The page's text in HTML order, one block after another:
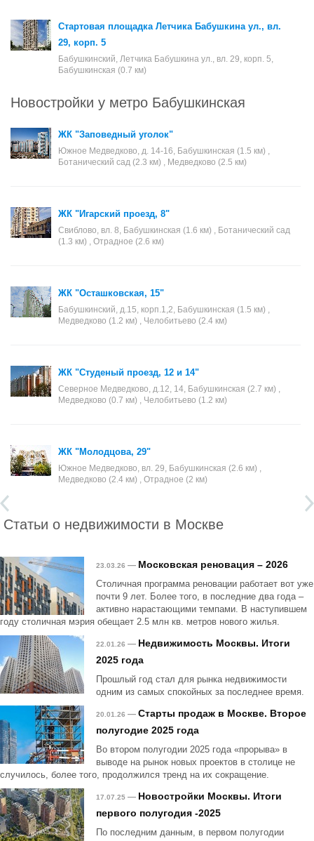
Стартовая площадка Летчика Бабушкина ул., вл.
29, корп. 5
Бабушкинский, Летчика Бабушкина ул., вл. 29, корп. 5,
Бабушкинская (0.7 км)
Новостройки у метро Бабушкинская
ЖК "Заповедный уголок"
Южное Медведково, д. 14-16, Бабушкинская (1.5 км) ,
Ботанический сад (2.3 км) , Медведково (2.5 км)
ЖК "Игарский проезд, 8"
Свиблово, вл. 8, Бабушкинская (1.6 км) , Ботанический сад
(1.3 км) , Отрадное (2.6 км)
ЖК "Осташковская, 15"
Бабушкинский, д.15, корп.1,2, Бабушкинская (1.5 км) ,
Медведково (1.2 км) , Челобитьево (2.4 км)
ЖК "Студеный проезд, 12 и 14"
Северное Медведково, д.12, 14, Бабушкинская (2.7 км) ,
Медведково (0.7 км) , Челобитьево (1.2 км)
ЖК "Молодцова, 29"
Южное Медведково, вл. 29, Бабушкинская (2.6 км) ,
Медведково (2.4 км) , Отрадное (2 км)
Статьи о недвижимости в Москве
23.03.26 — Московская реновация – 2026
Столичная программа реновации работает вот уже
почти 9 лет. Более того, в последние два года –
активно нарастающими темпами. В наступившем
году столичная мэрия обещает 2.5 млн кв. метров нового жилья.
22.01.26 — Недвижимость Москвы. Итоги
2025 года
Прошлый год стал для рынка недвижимости
одним из самых спокойных за последнее время.
20.01.26 — Старты продаж в Москве. Второе
полугодие 2025 года
Во втором полугодии 2025 года «прорыва» в
выводе на рынок новых проектов в столице не
случилось, более того, продолжился тренд на их сокращение.
17.07.25 — Новостройки Москвы. Итоги
первого полугодия -2025
По последним данным, в первом полугодии